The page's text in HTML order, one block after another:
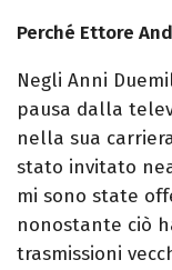
Perché Ettore
Negli Anni
pausa dalla
nella sua
stato invitato
mi sono state
nonostante ciò
trasmissioni